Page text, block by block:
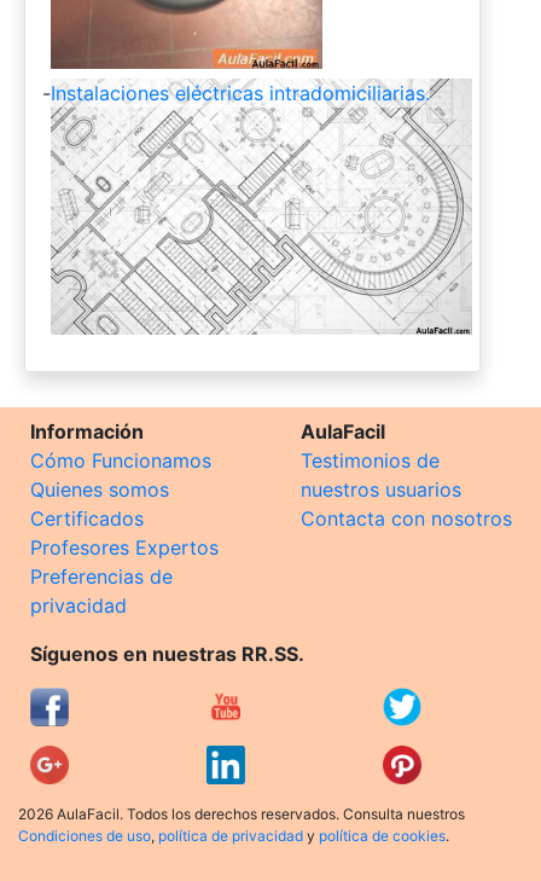
-Instalaciones eléctricas intradomiciliarias.
Información
Cómo Funcionamos
Quienes somos
Certificados
Profesores Expertos
Preferencias de
privacidad
AulaFacil
Testimonios de
nuestros usuarios
Contacta con nosotros
Síguenos en nuestras RR.SS.
2026 AulaFacil. Todos los derechos reservados. Consulta nuestros
Condiciones de uso, política de privacidad y política de cookies.